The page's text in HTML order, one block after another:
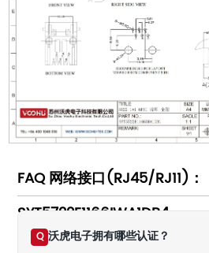
FAQ 网络接口(RJ45/RJ11)：
SYT5722E1166IWA1DB4
Q 沃虎电子拥有哪些认证？